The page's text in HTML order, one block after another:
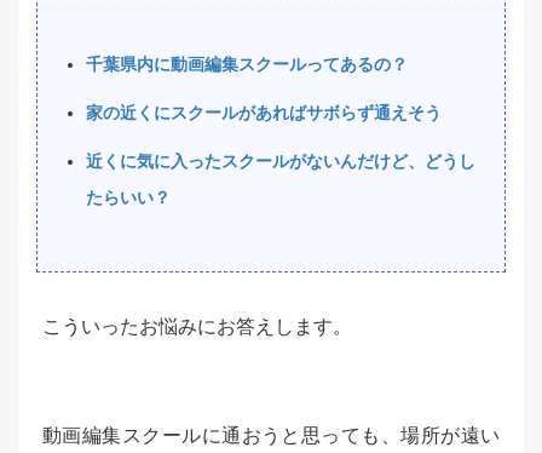
千葉県内に動画編集スクールってあるの？
家の近くにスクールがあればサボらず通えそう
近くに気に入ったスクールがないんだけど、どうし
たらいい？
こういったお悩みにお答えします。
動画編集スクールに通おうと思っても、場所が遠い